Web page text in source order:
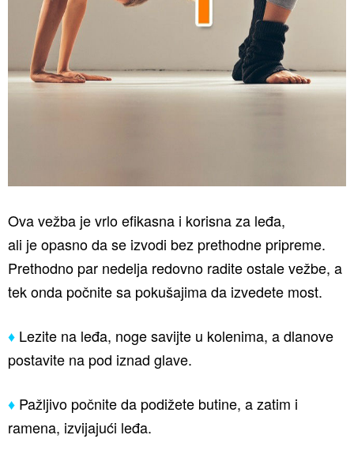
Ova vežba je vrlo efikasna i korisna za leđa,
ali je opasno da se izvodi bez prethodne pripreme.
Prethodno par nedelja redovno radite ostale vežbe, a
tek onda počnite sa pokušajima da izvedete most.
♦ Lezite na leđa, noge savijte u kolenima, a dlanove
postavite na pod iznad glave.
♦ Pažljivo počnite da podižete butine, a zatim i
ramena, izvijajući leđa.